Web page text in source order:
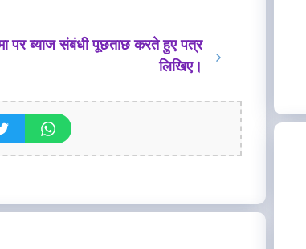
पर ब्याज संबंधी पूछताछ करते हुए पत्र
लिखिए।